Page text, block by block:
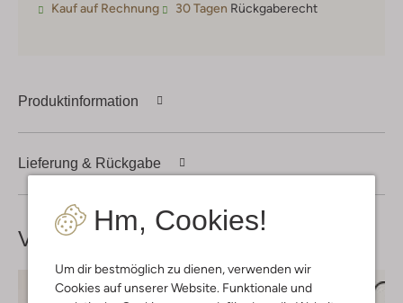
Hm, Cookies!
Um dir bestmöglich zu dienen, verwenden wir
Cookies auf unserer Website. Funktionale und
Kauf auf Rechnung 30 Tagen Rückgaberecht
Produktinformation
Lieferung & Rückgabe
Vervollständige deinen